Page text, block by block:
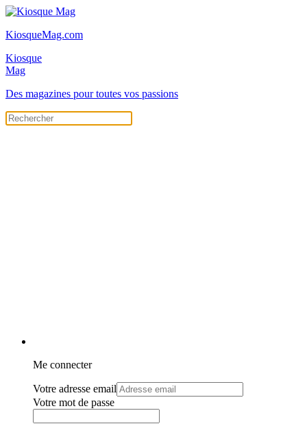
KiosqueMag.com
Kiosque
Mag
Des magazines pour toutes vos passions
Me connecter
Votre adresse email
Votre mot de passe